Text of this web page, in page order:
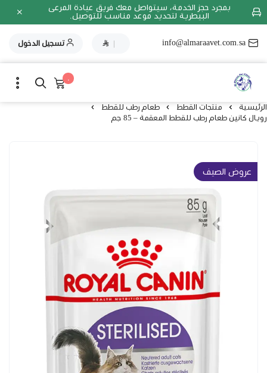
بمجرد حجز الخدمة، سيتواصل معك فريق عيادة المرعى
البيطرية لتحديد موعد مناسب للتوصيل.
info@almaraavet.com.sa
| تسجيل الدخول
٠
الرئيسية منتجات القطط
طعام رطب للقطط
رويال كانين طعام رطب للقطط المعقمة – 85 جم
عروض الصيف